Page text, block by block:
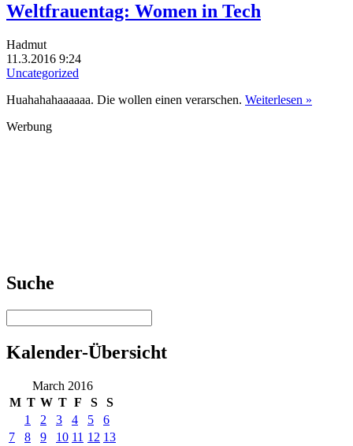
Weltfrauentag: Women in Tech
Hadmut
11.3.2016 9:24
Uncategorized
Huahahahaaaaaa. Die wollen einen verarschen. Weiterlesen »
Werbung
Suche
Kalender-Übersicht
March 2016
M T W T F S
S
1
2 3 4 5
6
7
8 9 10 11 12 13